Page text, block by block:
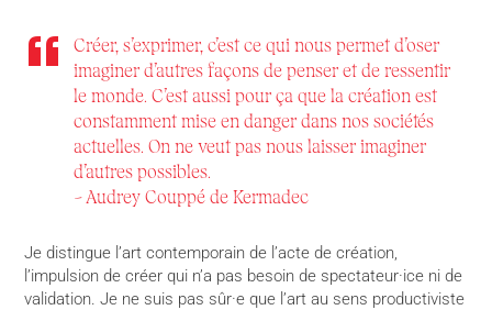
Créer, s’exprimer, c’est ce qui nous permet d’oser
imaginer d’autres façons de penser et de ressentir
le monde. C’est aussi pour ça que la création est
constamment mise en danger dans nos sociétés
actuelles. On ne veut pas nous laisser imaginer
d’autres possibles.
– Audrey Couppé de Kermadec
Je distingue l’art contemporain de l’acte de création,
l’impulsion de créer qui n’a pas besoin de spectateur·ice ni de
validation. Je ne suis pas sûr·e que l’art au sens productiviste